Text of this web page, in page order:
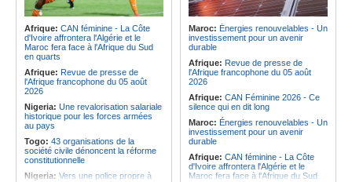
audiences criminelles après
plusieurs mois de retard
Congo-Kinshasa:Où en est le
projet d'échange de prisonniers
entre Kinshasa et l'AFC/M23?
Centrafrique:Incident au pays -
Les FACA récupèrent des armes
moins d'eau, toujours accro aux
fossiles - Le bilan climatique dans le
rouge
Ile Maurice:Le pays et l'Arabie
saoudite renforcent leur coopération
Afrique: CAN féminine - La Côte
d'Ivoire affrontera l'Algérie et le
Maroc fera face à l'Afrique du Sud
en quarts
Afrique: Revue de presse de
l'Afrique francophone du 05 août
2026
Nigeria: Une revalorisation salariale
historique pour les forces armées
au pays
Togo: 43 organisations de la
société civile dénoncent la réforme
constitutionnelle
Nigeria: Vers une police propre à
Maroc: Énergies renouvelables - Un
investissement pour un avenir
durable
Afrique: Revue de presse de
l'Afrique francophone du 05 août
2026
Afrique: CAN Féminine 2026 - Ce
silence qui en dit long
Maroc: Énergies renouvelables - Un
investissement pour un avenir
durable
Afrique: CAN féminine - La Côte
d'Ivoire affrontera l'Algérie et le
Maroc fera face à l'Afrique du Sud